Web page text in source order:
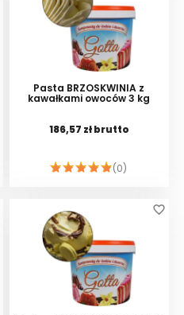
Pasta BRZOSKWINIA z
kawałkami owoców 3 kg
186,57 zł brutto
(0)
favorite_border